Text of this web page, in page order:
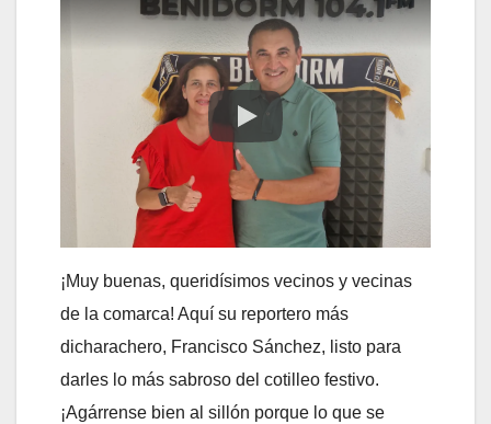
¡Muy buenas, queridísimos vecinos y vecinas
de la comarca! Aquí su reportero más
dicharachero, Francisco Sánchez, listo para
darles lo más sabroso del cotilleo festivo.
¡Agárrense bien al sillón porque lo que se